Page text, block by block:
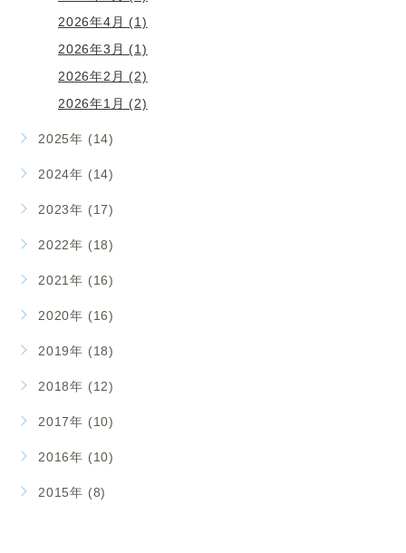
2026年4月 (1)
2026年3月 (1)
2026年2月 (2)
2026年1月 (2)
2025年 (14)
2024年 (14)
2023年 (17)
2022年 (18)
2021年 (16)
2020年 (16)
2019年 (18)
2018年 (12)
2017年 (10)
2016年 (10)
2015年 (8)